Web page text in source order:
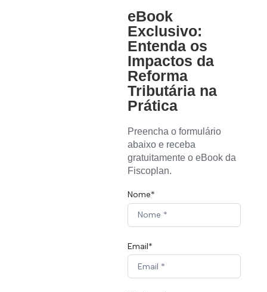
eBook
Exclusivo:
Entenda os
Impactos da
Reforma
Tributária na
Prática
Preencha o formulário
abaixo e receba
gratuitamente o eBook da
Fiscoplan.
Nome*
Email*